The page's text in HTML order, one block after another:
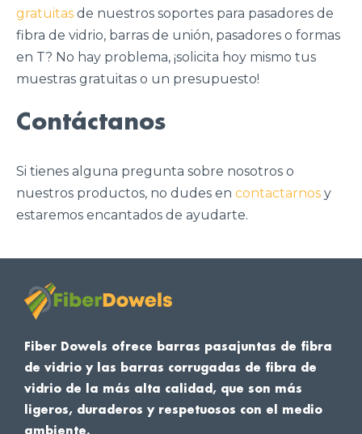
gratuitas de nuestros soportes para pasadores de
fibra de vidrio, barras de unión, pasadores o formas
en T? No hay problema, ¡solicita hoy mismo tus
muestras gratuitas o un presupuesto!
Contáctanos
Si tienes alguna pregunta sobre nosotros o
nuestros productos, no dudes en contactarnos y
estaremos encantados de ayudarte.
Fiber Dowels ofrece barras pasajuntas de fibra
de vidrio y las barras corrugadas de fibra de
vidrio de la más alta calidad, que son más
ligeros, duraderos y respetuosos con el medio
ambiente.